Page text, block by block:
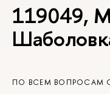
119049,
ПО ВСЕМ ВОПРОСАМ